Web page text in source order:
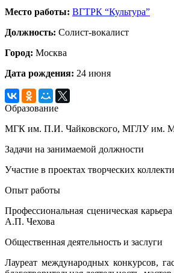
Место работы: ВГТРК “Культура”
Должность: Солист-вокалист
Город: Москва
Дата рождения: 24 июня
Образование
МГК им. П.И. Чайковского, МГЛУ им.
Задачи на занимаемой должности
Участие в проектах творческих
Опыт работы
Профессиональная сценическая
А.П. Чехова
Общественная деятельность и заслуги
Лауреат международных конкурсов,